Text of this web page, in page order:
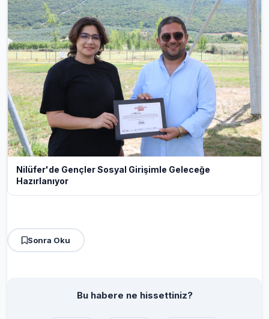
Nilüfer'de Gençler Sosyal Girişimle Geleceğe
Hazırlanıyor
Sonra Oku
Bu habere ne hissettiniz?